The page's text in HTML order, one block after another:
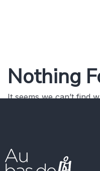
Nothing
It seems we can’t find